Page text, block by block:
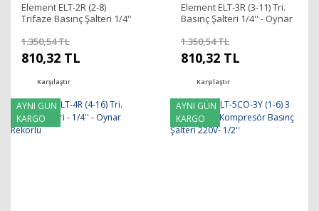
Element ELT-2R (2-8)
Trifaze Basınç Şalteri 1/4''
1.350,54 TL
810,32 TL
Karşılaştır
Element ELT-3R (3-11) Tri.
Basınç Şalteri 1/4'' - Oynar
1.350,54 TL
810,32 TL
Karşılaştır
AYNI GÜN
KARGO
AYNI GÜN
KARGO